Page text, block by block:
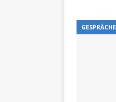
GESPRÄCHE